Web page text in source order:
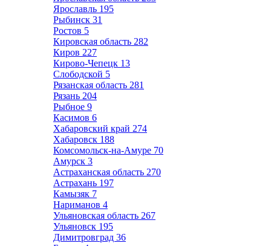
Ярославль 195
Рыбинск 31
Ростов 5
Кировская область 282
Киров 227
Кирово-Чепецк 13
Слободской 5
Рязанская область 281
Рязань 204
Рыбное 9
Касимов 6
Хабаровский край 274
Хабаровск 188
Комсомольск-на-Амуре 70
Амурск 3
Астраханская область 270
Астрахань 197
Камызяк 7
Нариманов 4
Ульяновская область 267
Ульяновск 195
Димитровград 36